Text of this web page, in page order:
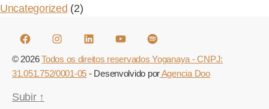
Uncategorized (2)
FacebookInstagramLinkedinYoutubeSpotify
© 2026Todos os direitos reservados Yoganaya - CNPJ:
31.051.752/0001-05 - Desenvolvido porAgencia Doo
Subir ↑